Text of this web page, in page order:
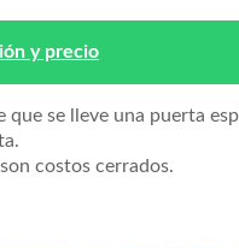
y precio
se lleve una puerta
costos cerrados.